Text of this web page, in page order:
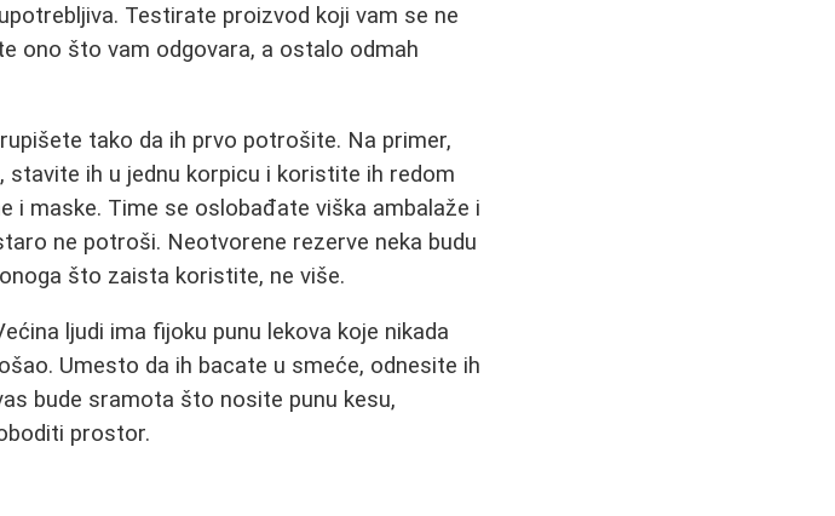
Testirate proizvod koji vam se ne
ono što vam odgovara, a ostalo odmah
tako da ih prvo potrošite. Na primer,
ih u jednu korpicu i koristite ih redom
i maske. Time se oslobađate viška ambalaže i
ne potroši. Neotvorene rezerve neka budu
što zaista koristite, ne više.
ljudi ima fijoku punu lekova koje nikada
Umesto da ih bacate u smeće, odnesite ih
bude sramota što nosite punu kesu,
prostor.